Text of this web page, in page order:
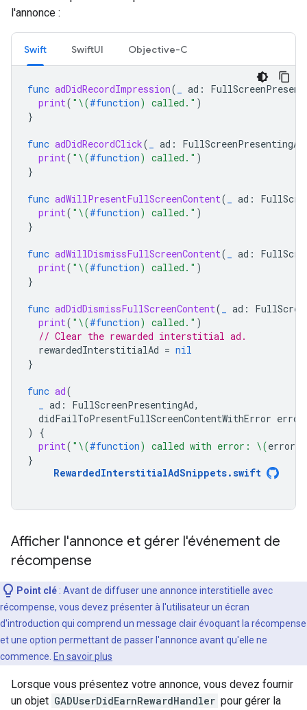
l'annonce :
Swift SwiftUI Objective-C
func adDidRecordImpression( ad :
print( " \(#function) called." )
}
func adDidRecordClick( ad : FullScreenPresentingAd
print( " \(#function) called." )
}
func adWillPresentFullScreenContent( ad :
print( " \(#function) called." )
}
func adWillDismissFullScreenContent( ad :
print( " \(#function) called." )
}
func adDidDismissFullScreenContent( ad :
print( " \(#function) called." )
// Clear the rewarded interstitial ad.
rewardedInterstitialAd = nil
}
func ad(
ad : FullScreenPresentingAd,
didFailToPresentFullScreenContentWithError error
)
{
print( " \(#function) called with error: \(error
}
RewardedInterstitialAdSnippets.swift
Afficher l'annonce et gérer l'événement de
récompense
Point clé : Avant de diffuser une annonce interstitielle avec
récompense, vous devez présenter à l'utilisateur un écran
d'introduction qui comprend un message clair évoquant la récompense
et une option permettant de passer l'annonce avant qu'elle ne
commence. En savoir plus
Lorsque vous présentez votre annonce, vous devez fournir
un objet GADUserDidEarnRewardHandler pour gérer la